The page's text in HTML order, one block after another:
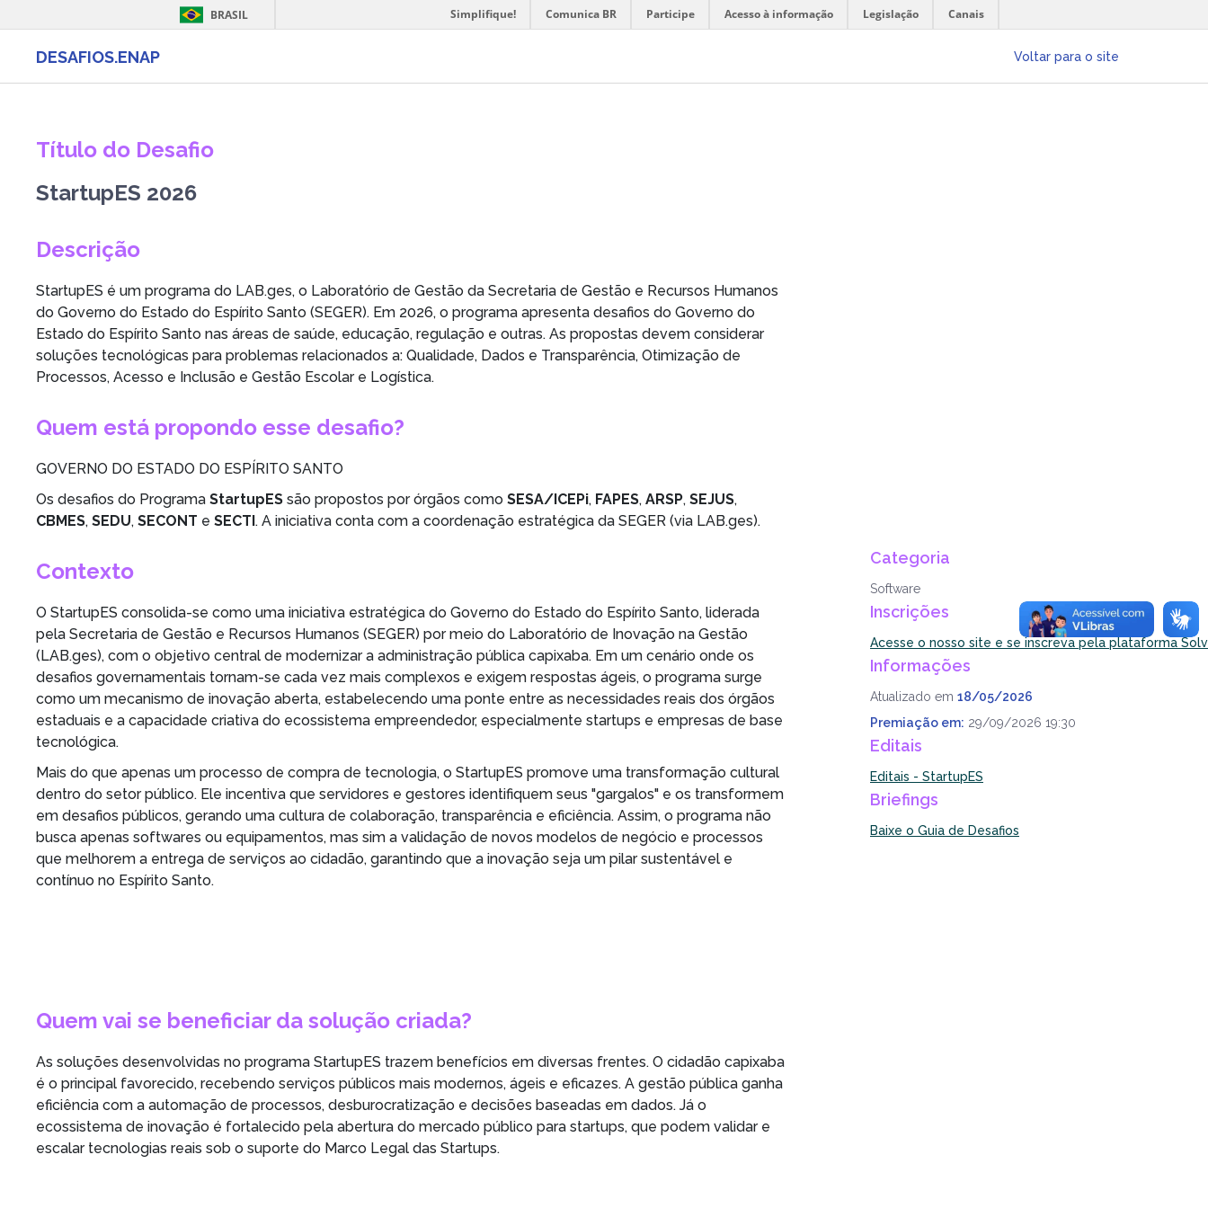
BRASIL Simplifique! Comunica BR Participe Acesso à informação Legislação Canais
DESAFIOS.ENAP Voltar para o site
Título do Desafio
StartupES 2026
Descrição
StartupES é um programa do LAB.ges, o Laboratório de Gestão da Secretaria de Gestão e Recursos Humanos
do Governo do Estado do Espírito Santo (SEGER). Em 2026, o programa apresenta desafios do Governo do
Estado do Espírito Santo nas áreas de saúde, educação, regulação e outras. As propostas devem considerar
soluções tecnológicas para problemas relacionados a: Qualidade, Dados e Transparência, Otimização de
Processos, Acesso e Inclusão e Gestão Escolar e Logística.
Quem está propondo esse desafio?
GOVERNO DO ESTADO DO ESPÍRITO SANTO
Os desafios do Programa StartupESsão propostos por órgãos como SESA/ICEPi, FAPES, ARSP, SEJUS,
CBMES, SEDU, SECONT e SECTI. A iniciativa conta com a coordenação estratégica da SEGER (via LAB.ges).
Contexto
O StartupES consolida-se como uma iniciativa estratégica do Governo do Estado do Espírito Santo, liderada
pela Secretaria de Gestão e Recursos Humanos (SEGER) por meio do Laboratório de Inovação na Gestão
(LAB.ges), com o objetivo central de modernizar a administração pública capixaba. Em um cenário onde os
desafios governamentais tornam-se cada vez mais complexos e exigem respostas ágeis, o programa surge
como um mecanismo de inovação aberta, estabelecendo uma ponte entre as necessidades reais dos órgãos
estaduais e a capacidade criativa do ecossistema empreendedor, especialmente startups e empresas de base
tecnológica.
Mais do que apenas um processo de compra de tecnologia, o StartupES promove uma transformação cultural
dentro do setor público. Ele incentiva que servidores e gestores identifiquem seus "gargalos" e os transformem
em desafios públicos, gerando uma cultura de colaboração, transparência e eficiência. Assim, o programa não
busca apenas softwares ou equipamentos, mas sim a validação de novos modelos de negócio e processos
que melhorem a entrega de serviços ao cidadão, garantindo que a inovação seja um pilar sustentável e
contínuo no Espírito Santo.
Categoria
Software
Inscrições
Acesse o nosso site e se inscreva pela plataforma Solv
Informações
Atualizado em 18/05/2026
Premiação em: 29/09/2026 19:30
Editais
Editais - StartupES
Briefings
Baixe o Guia de Desafios
Quem vai se beneficiar da solução criada?
As soluções desenvolvidas no programa StartupES trazem benefícios em diversas frentes. O cidadão capixaba
é o principal favorecido, recebendo serviços públicos mais modernos, ágeis e eficazes. A gestão pública ganha
eficiência com a automação de processos, desburocratização e decisões baseadas em dados. Já o
ecossistema de inovação é fortalecido pela abertura do mercado público para startups, que podem validar e
escalar tecnologias reais sob o suporte do Marco Legal das Startups.